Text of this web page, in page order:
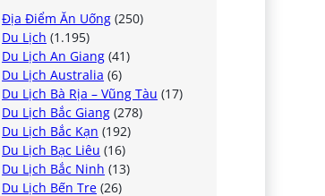
Địa Điểm Ăn Uống (250)
Du Lịch (1.195)
Du Lịch An Giang (41)
Du Lịch Australia (6)
Du Lịch Bà Rịa – Vũng Tàu (17)
Du Lịch Bắc Giang (278)
Du Lịch Bắc Kạn (192)
Du Lịch Bạc Liêu (16)
Du Lịch Bắc Ninh (13)
Du Lịch Bến Tre (26)